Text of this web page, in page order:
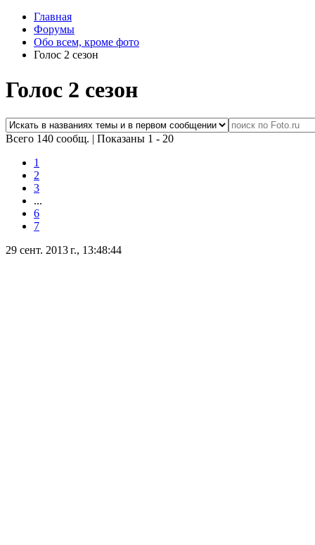
Главная
Форумы
Обо всем, кроме фото
Голос 2 сезон
Голос 2 сезон
Всего 140 сообщ. | Показаны 1 - 20
1
2
3
...
6
7
29 сент. 2013 г., 13:48:44